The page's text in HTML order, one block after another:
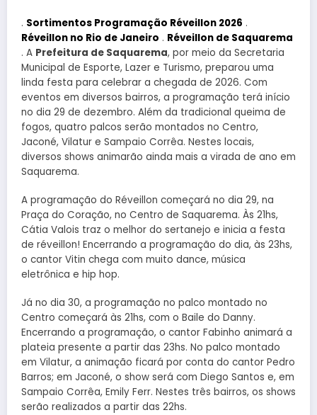
. Sortimentos Programação Réveillon 2026 .
Réveillon no Rio de Janeiro . Réveillon de Saquarema
. A Prefeitura de Saquarema, por meio da Secretaria
Municipal de Esporte, Lazer e Turismo, preparou uma
linda festa para celebrar a chegada de 2026. Com
eventos em diversos bairros, a programação terá início
no dia 29 de dezembro. Além da tradicional queima de
fogos, quatro palcos serão montados no Centro,
Jaconé, Vilatur e Sampaio Corrêa. Nestes locais,
diversos shows animarão ainda mais a virada de ano em
Saquarema.
A programação do Réveillon começará no dia 29, na
Praça do Coração, no Centro de Saquarema. Às 21hs,
Cátia Valois traz o melhor do sertanejo e inicia a festa
de réveillon! Encerrando a programação do dia, às 23hs,
o cantor Vitin chega com muito dance, música
eletrônica e hip hop.
Já no dia 30, a programação no palco montado no
Centro começará às 21hs, com o Baile do Danny.
Encerrando a programação, o cantor Fabinho animará a
plateia presente a partir das 23hs. No palco montado
em Vilatur, a animação ficará por conta do cantor Pedro
Barros; em Jaconé, o show será com Diego Santos e, em
Sampaio Corrêa, Emily Ferr. Nestes três bairros, os shows
serão realizados a partir das 22hs.